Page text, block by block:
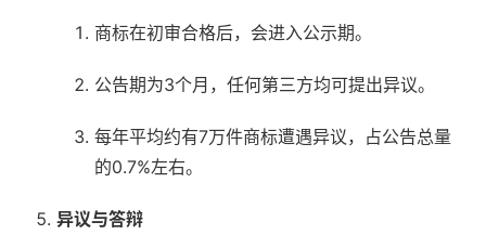
商标在初审合格后，会进入公示期。
公告期为3个月，任何第三方均可提出异议。
每年平均约有7万件商标遭遇异议，占公告总量
的0.7%左右。
异议与答辩